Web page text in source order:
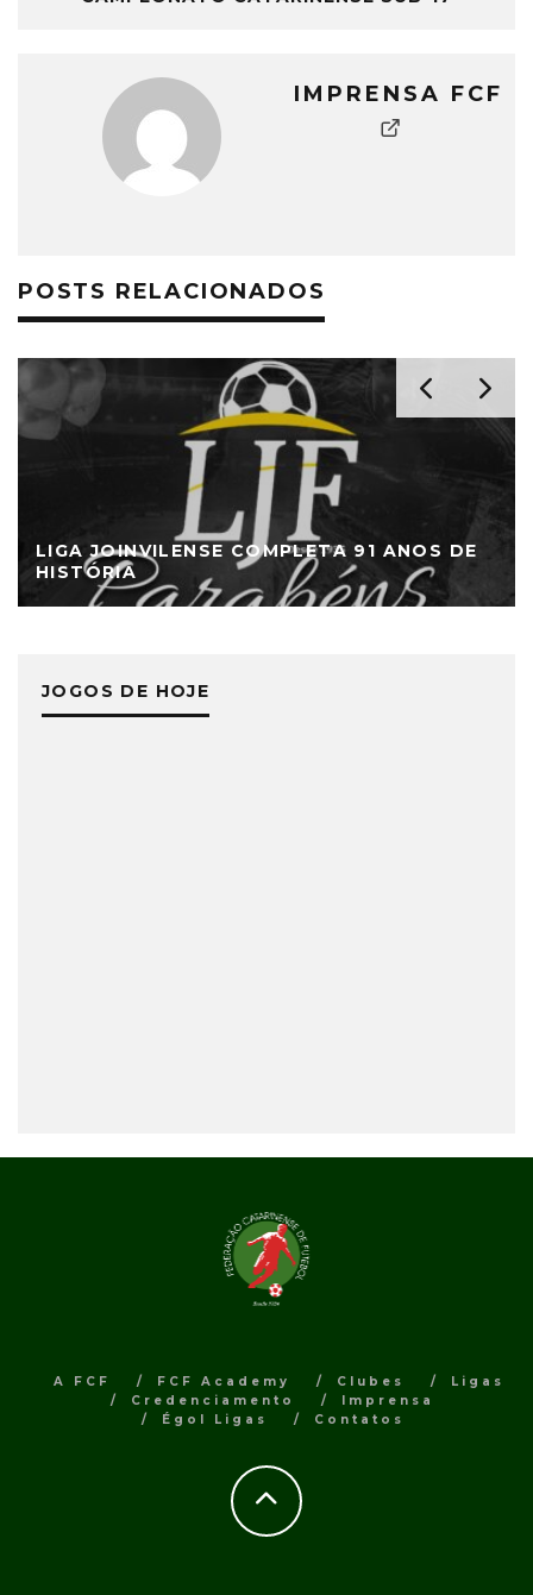
IMPRENSA FCF
POSTS RELACIONADOS
LIGA JOINVILENSE COMPLETA 91 ANOS DE
HISTÓRIA
JOGOS DE HOJE
A FCF FCF Academy Clubes
Ligas
Credenciamento
Imprensa
Égol Ligas
Contatos